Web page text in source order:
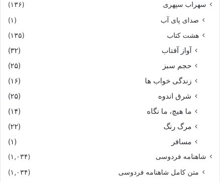
سهراب سپهری (۱۳۶)
صدای پای آب
(۱)
هشت کتاب
(۱۳۵)
آواز آفتاب
(۳۲)
حجم سبز
(۲۵)
زندگی خواب ها
(۱۶)
شرق اندوه
(۲۵)
ما هیچ، ما نگاه
(۱۴)
مرگ رنگ
(۲۲)
مسافر
(۱)
شاهنامه فردوسی (۱,۰۳۴)
متن کامل شاهنامه فردوسی (۱,۰۳۴)